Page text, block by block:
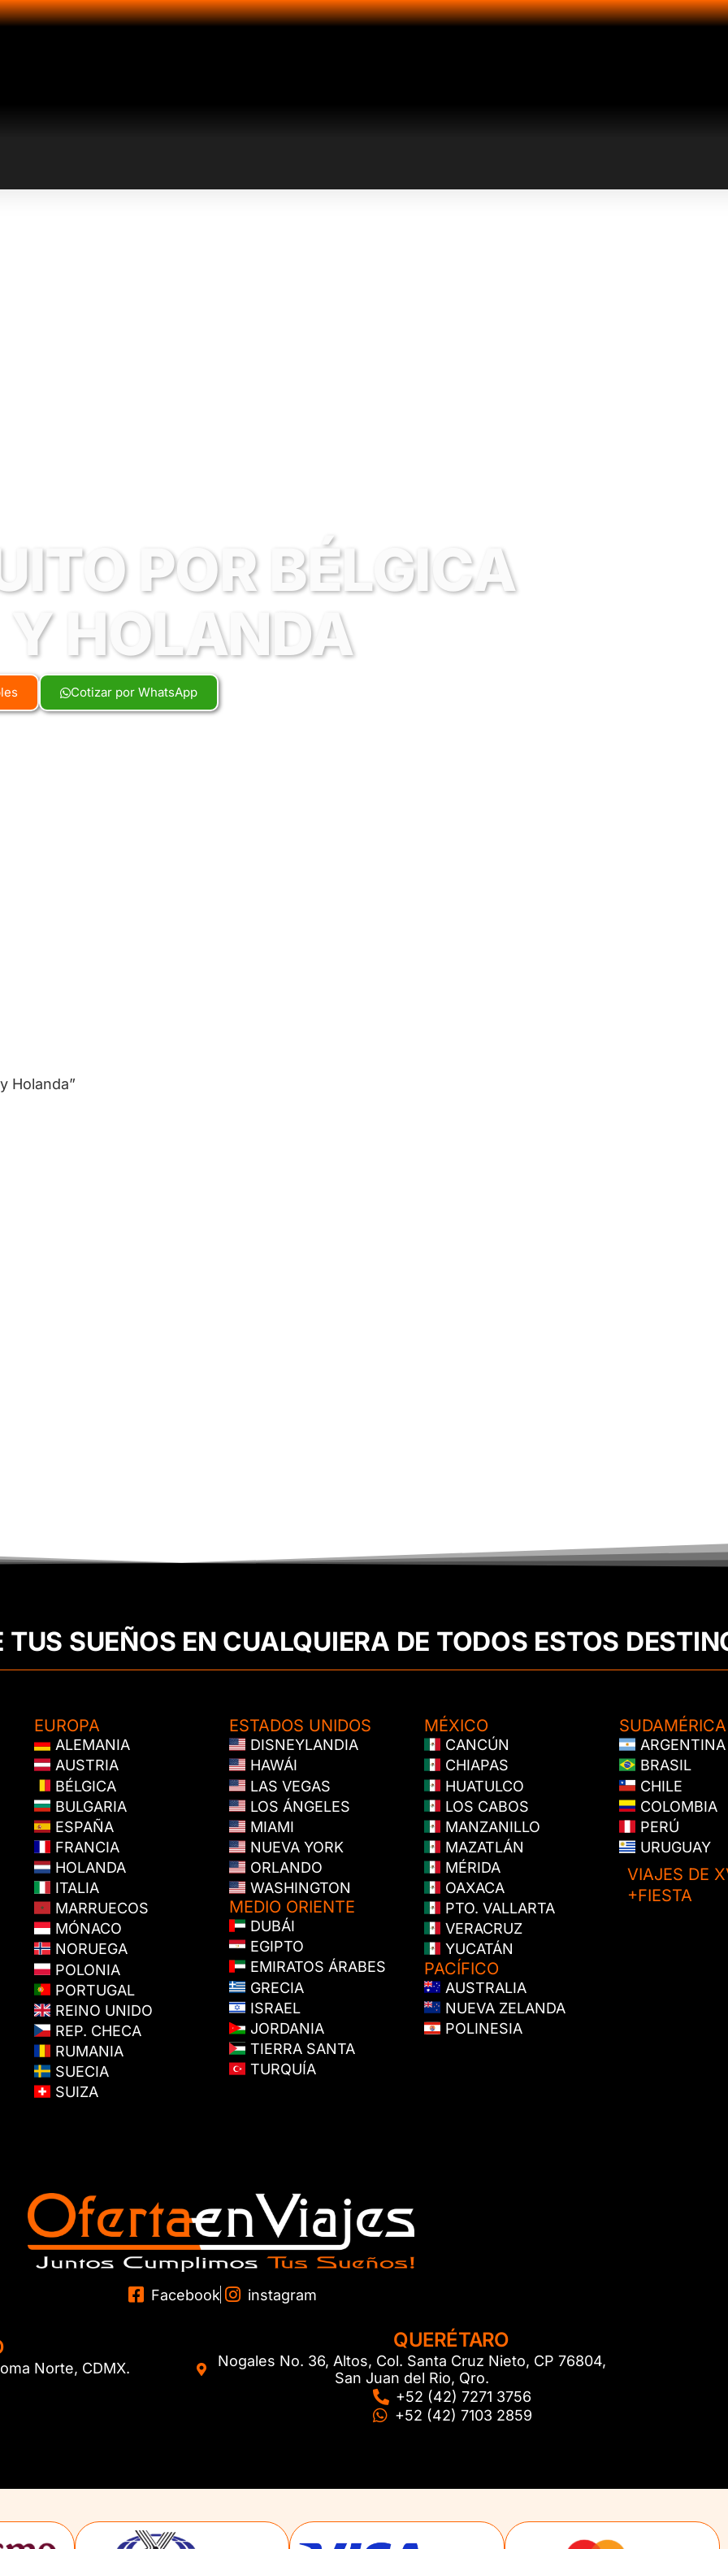
POR BÉLGICA
Y HOLANDA
Cotizar por WhatsApp
Holanda”
SUEÑOS EN CUALQUIERA DE TODOS ESTOS
EUROPA
ALEMANIA
AUSTRIA
BÉLGICA
BULGARIA
ESPAÑA
FRANCIA
HOLANDA
ITALIA
MARRUECOS
MÓNACO
NORUEGA
POLONIA
PORTUGAL
REINO UNIDO
REP. CHECA
RUMANIA
SUECIA
SUIZA
ESTADOS UNIDOS
DISNEYLANDIA
HAWÁI
LAS VEGAS
LOS ÁNGELES
MIAMI
NUEVA YORK
ORLANDO
WASHINGTON
MEDIO ORIENTE
DUBÁI
EGIPTO
EMIRATOS ÁRABES
GRECIA
ISRAEL
JORDANIA
TIERRA SANTA
TURQUÍA
MÉXICO
CANCÚN
CHIAPAS
HUATULCO
LOS CABOS
MANZANILLO
MAZATLÁN
MÉRIDA
OAXACA
PTO. VALLARTA
VERACRUZ
YUCATÁN
PACÍFICO
AUSTRALIA
NUEVA ZELANDA
POLINESIA
SUDAMÉRICA
ARGENTINA
BRASIL
CHILE
COLOMBIA
PERÚ
URUGUAY
VIAJES DE
+FIESTA
Facebook instagram
Norte, CDMX.
QUERÉTARO
Nogales No. 36, Altos, Col. Santa Cruz Nieto, CP 76804,
San Juan del Rio, Qro.
+52 (42) 7271 3756
+52 (42) 7103 2859